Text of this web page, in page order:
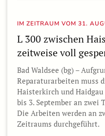
IM ZEITRAUM VOM 31.
L 300 zwischen
zeitweise voll
Bad Waldsee (bg) –
Reparaturarbeiten muss
Haisterkirch und
bis 3. September an zwei
Die Arbeiten werden an
Zeitraums durchgeführt.